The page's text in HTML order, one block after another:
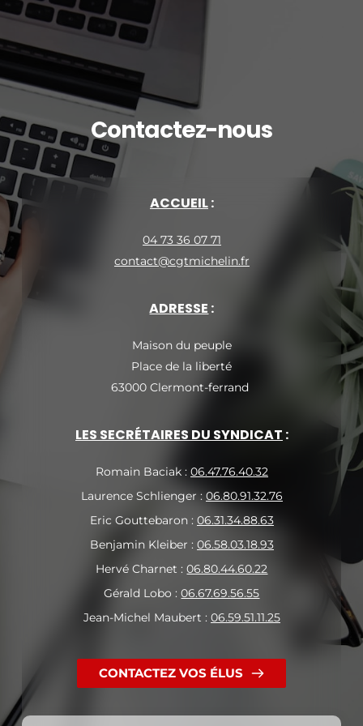
Contactez-nous
ACCUEIL :
04 73 36 07 71
contact@cgtmichelin.fr
ADRESSE :
Maison du peuple
Place de la liberté
63000 Clermont-ferrand
LES SECRÉTAIRES DU SYNDICAT :
Romain Baciak : 06.47.76.40.32
Laurence Schlienger : 06.80.91.32.76
Eric Gouttebaron : 06.31.34.88.63
Benjamin Kleiber : 06.58.03.18.93
Hervé Charnet : 06.80.44.60.22
Gérald Lobo : 06.67.69.56.55
Jean-Michel Maubert : 06.59.51.11.25
CONTACTEZ VOS ÉLUS